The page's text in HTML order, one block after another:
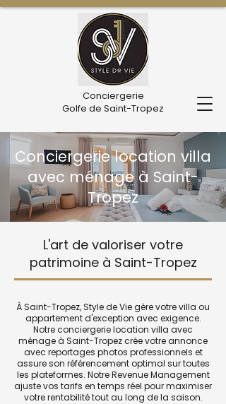
Conciergerie
Golfe de Saint-Tropez
Conciergerie location villa
avec ménage à Saint-
Tropez
L'art de valoriser votre
patrimoine à Saint-Tropez
À Saint-Tropez, Style de Vie gère votre villa ou
appartement d'exception avec exigence.
Notre conciergerie location villa avec
ménage à Saint-Tropez crée votre annonce
avec reportages photos professionnels et
assure son référencement optimal sur toutes
les plateformes. Notre Revenue Management
ajuste vos tarifs en temps réel pour maximiser
votre rentabilité tout au long de la saison.